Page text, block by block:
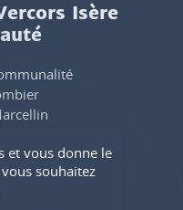
Isère
45 48
et vous donne le
souhaitez